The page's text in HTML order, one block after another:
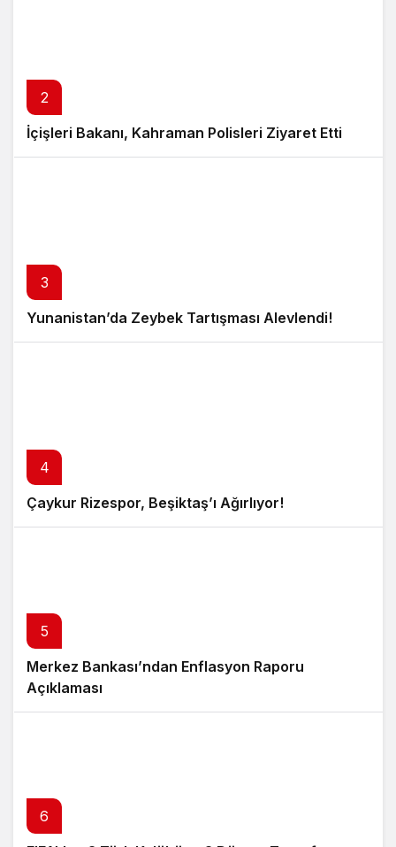
2
İçişleri Bakanı, Kahraman Polisleri Ziyaret Etti
3
Yunanistan’da Zeybek Tartışması Alevlendi!
4
Çaykur Rizespor, Beşiktaş’ı Ağırlıyor!
5
Merkez Bankası’ndan Enflasyon Raporu
Açıklaması
6